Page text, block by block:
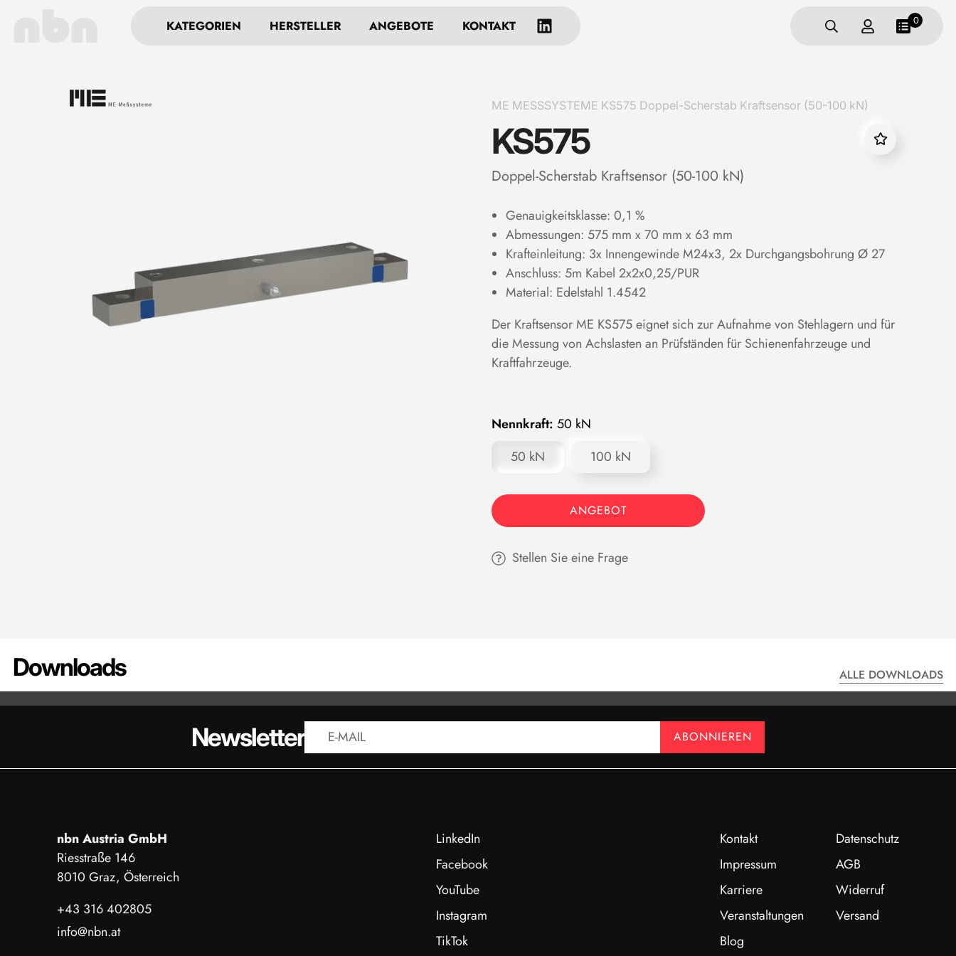
KATEGORIEN HERSTELLER ANGEBOTE KONTAKT 0
ME MESSSYSTEME KS575 Doppel-Scherstab Kraftsensor (50-100 kN)
KS575
Doppel-Scherstab Kraftsensor (50-100 kN)
Genauigkeitsklasse: 0,1 %
Abmessungen: 575 mm x 70 mm x 63 mm
Krafteinleitung: 3x Innengewinde M24x3, 2x Durchgangsbohrung Ø 27
Anschluss: 5m Kabel 2x2x0,25/PUR
Material: Edelstahl 1.4542
Der Kraftsensor ME KS575 eignet sich zur Aufnahme von Stehlagern und für
die Messung von Achslasten an Prüfständen für Schienenfahrzeuge und
Kraftfahrzeuge.
Nennkraft: 50 kN
50 kN
100 kN
ANGEBOT
Stellen Sie eine Frage
Downloads ALLE DOWNLOADS
Newsletter ABONNIEREN
nbn Austria GmbH
Riesstraße 146
8010 Graz, Österreich
+43 316 402805
info@nbn.at
LinkedIn
Facebook
YouTube
Instagram
TikTok
Kontakt
Impressum
Karriere
Veranstaltungen
Blog
Datenschutz
AGB
Widerruf
Versand